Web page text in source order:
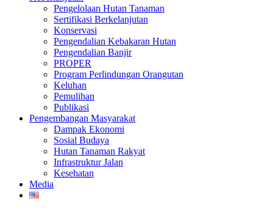
Pengelolaan Hutan Tanaman
Sertifikasi Berkelanjutan
Konservasi
Pengendalian Kebakaran Hutan
Pengendalian Banjir
PROPER
Program Perlindungan Orangutan
Keluhan
Pemulihan
Publikasi
Pengembangan Masyarakat
Dampak Ekonomi
Sosial Budaya
Hutan Tanaman Rakyat
Infrastruktur Jalan
Kesehatan
Media